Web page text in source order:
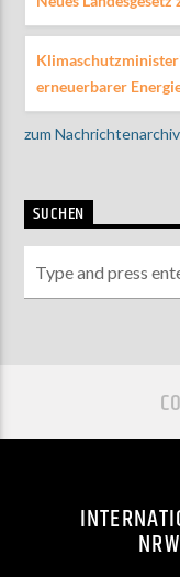
erneuerbarer
zum Nachrichtenarchiv
SUCHEN